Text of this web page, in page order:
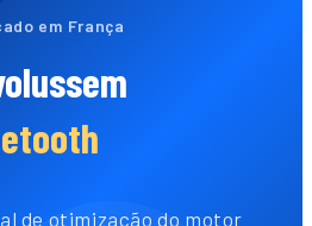
em França
de otimização do motor